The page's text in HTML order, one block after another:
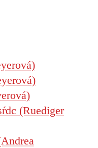
(Ruediger